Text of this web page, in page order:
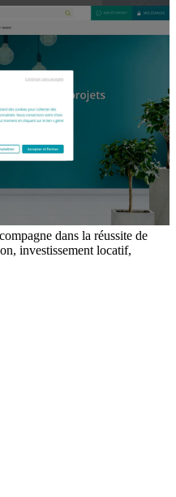
dans la réussite de
investissement locatif,